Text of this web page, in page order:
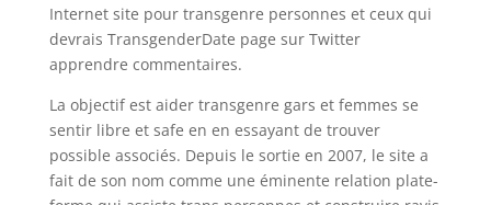
Internet site pour transgenre personnes et ceux qui
devrais TransgenderDate page sur Twitter
apprendre commentaires.
La objectif est aider transgenre gars et femmes se
sentir libre et safe en en essayant de trouver
possible associés. Depuis le sortie en 2007, le site a
fait de son nom comme une éminente relation plate-